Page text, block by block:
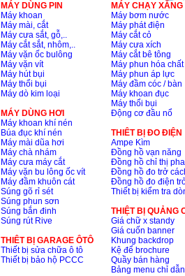
MÁY DÙNG PIN
Máy khoan
Máy mài, cắt
Máy cưa sắt, gỗ,..
Máy cắt sắt, nhôm,..
Máy vặn ốc bulông
Máy vặn vít
Máy hút bụi
Máy thổi bụi
Máy dò kim loại
MÁY DÙNG HƠI
Máy khoan khí nén
Búa đục khí nén
Máy mài dũa hơi
Máy chà nhám
Máy cưa máy cắt
Máy vặn bu lông ốc vít
Máy đầm khuôn cát
Súng gõ rỉ sét
Súng phun sơn
Súng bắn đinh
Súng rút Rive
THIÊT BỊ GARAGE ÔTÔ
Thiết bị sửa chữa ô tô
Thiết bị bảo hộ PCCC
MÁY CHẠY
Máy bơm nước
Máy phát điện
Máy cắt cỏ
Máy cưa xích
Máy cắt bê tông
Máy phun hóa chất
Máy phun áp lực
Máy đầm cóc / bàn
Máy khoan đục
Máy thổi bụi
Động cơ đầu nổ
THIÊT BỊ ĐO ĐIỆN
Ampe Kìm
Đồng hồ vạn năng
Đồng hồ chỉ thị pha
Đồng hồ đo trở
Đồng hồ đo điện
Thiết bị kiểm tra
THIỆT BỊ QUẢNG
Giá chữ x standy
Giá cuốn banner
Khung backdrop
Kệ để brochure
Quầy bán hàng
Bảng menu chỉ dẫn